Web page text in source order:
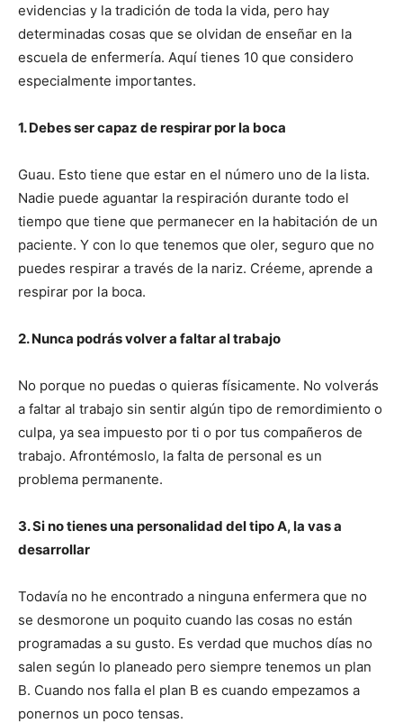
evidencias y la tradición de toda la vida, pero hay
determinadas cosas que se olvidan de enseñar en la
escuela de enfermería. Aquí tienes 10 que considero
especialmente importantes.
1. Debes ser capaz de respirar por la boca
Guau. Esto tiene que estar en el número uno de la lista.
Nadie puede aguantar la respiración durante todo el
tiempo que tiene que permanecer en la habitación de un
paciente. Y con lo que tenemos que oler, seguro que no
puedes respirar a través de la nariz. Créeme, aprende a
respirar por la boca.
2. Nunca podrás volver a faltar al trabajo
No porque no puedas o quieras físicamente. No volverás
a faltar al trabajo sin sentir algún tipo de remordimiento o
culpa, ya sea impuesto por ti o por tus compañeros de
trabajo. Afrontémoslo, la falta de personal es un
problema permanente.
3. Si no tienes una personalidad del tipo A, la vas a
desarrollar
Todavía no he encontrado a ninguna enfermera que no
se desmorone un poquito cuando las cosas no están
programadas a su gusto. Es verdad que muchos días no
salen según lo planeado pero siempre tenemos un plan
B. Cuando nos falla el plan B es cuando empezamos a
ponernos un poco tensas.